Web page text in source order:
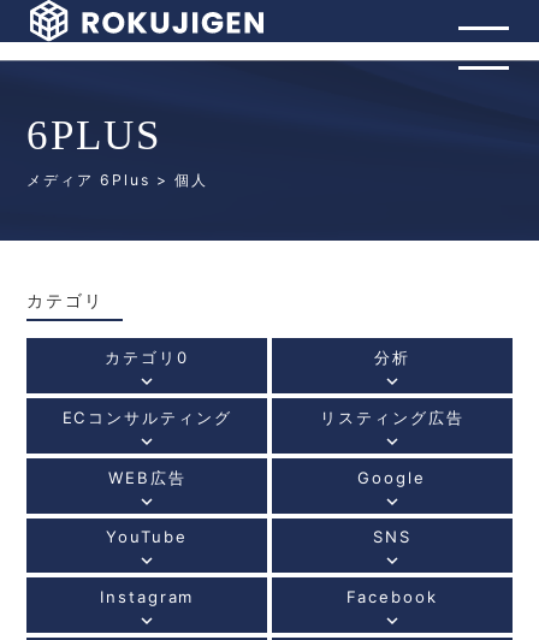
6PLUS
メディア 6Plus > 個人
カテゴリ
カテゴリ0
keyboard_arrow_down
分析
keyboard_arrow_down
ECコンサルティング
keyboard_arrow_down
リスティング広告
keyboard_arrow_down
WEB広告
keyboard_arrow_down
Google
keyboard_arrow_down
YouTube
keyboard_arrow_down
SNS
keyboard_arrow_down
Instagram
keyboard_arrow_down
Facebook
keyboard_arrow_down